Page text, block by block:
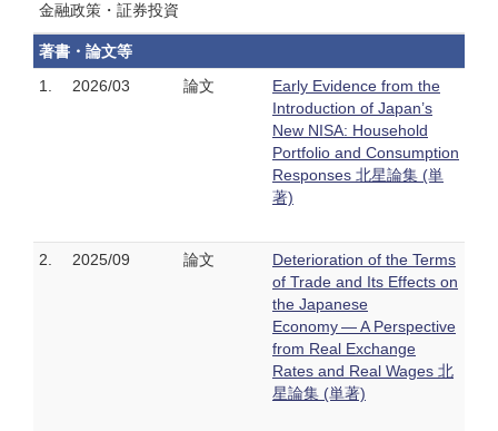
金融政策・証券投資
著書・論文等
1.
2026/03 論文
Early Evidence from the
Introduction of Japan’s
New NISA: Household
Portfolio and Consumption
Responses 北星論集 (単
著)
2. 2025/09 論文
Deterioration of the Terms
of Trade and Its Effects on
the Japanese
Economy — A Perspective
from Real Exchange
Rates and Real Wages 北
星論集 (単著)